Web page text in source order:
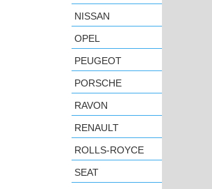
NISSAN
OPEL
PEUGEOT
PORSCHE
RAVON
RENAULT
ROLLS-ROYCE
SEAT